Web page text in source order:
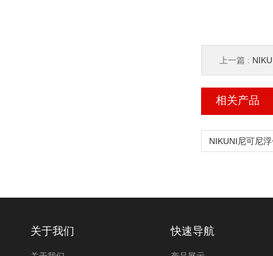
上一篇 :
相关产品
关于我们 快速导航